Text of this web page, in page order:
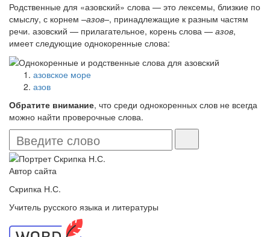
Родственные для «азовский» слова — это лексемы, близкие по
смыслу, с корнем –азов–, принадлежащие к разным частям
речи. азовский — прилагательное, корень слова — азов,
имеет следующие однокоренные слова:
азовское море
азов
Обратите внимание, что среди однокоренных слов не всегда
можно найти проверочные слова.
Автор сайта
Скрипка Н.С.
Учитель русского языка и литературы